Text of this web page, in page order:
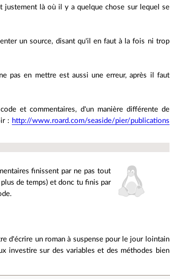
justement là où il y a quelque chose sur lequel se
un source, disant qu'il en faut à la fois ni trop
pas en mettre est aussi une erreur, après il faut
et commentaires, d'un manière différente de
: http://www.roard.com/seaside/pier/publications
finissent par ne pas tout
de temps) et donc tu finis par
d'écrire un roman à suspense pour le jour lointain
investire sur des variables et des méthodes bien